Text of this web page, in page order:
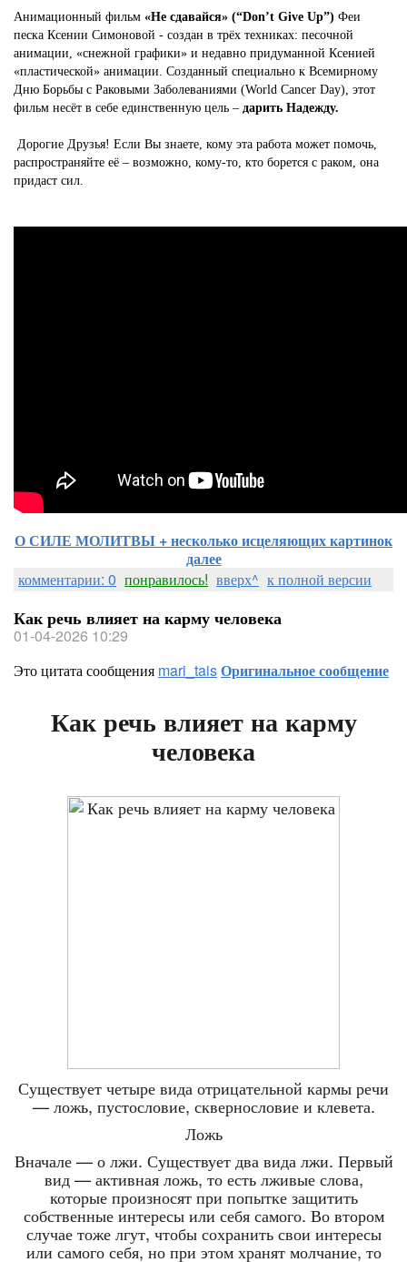
Анимационный фильм «Не сдавайся» (“Don’t Give Up”) Феи
песка Ксении Симоновой - создан в трёх техниках: песочной
анимации, «снежной графики» и недавно придуманной Ксенией
«пластической» анимации. Созданный специально к Всемирному
Дню Борьбы с Раковыми Заболеваниями (World Cancer Day), этот
фильм несёт в себе единственную цель – дарить Надежду.
Дорогие Друзья! Если Вы знаете, кому эта работа может помочь,
распространяйте её – возможно, кому-то, кто борется с раком, она
придаст сил.
О СИЛЕ МОЛИТВЫ + несколько исцеляющих картинок
далее
комментарии: 0 понравилось! вверх^ к полной версии
Как речь влияет на карму человека
01-04-2026 10:29
Это цитата сообщения mari_taisОригинальное сообщение
Как речь влияет на карму
человека
Существует четыре вида отрицательной кармы речи
— ложь, пустословие, сквернословие и клевета.
Ложь
Вначале — о лжи. Существует два вида лжи. Первый
вид — активная ложь, то есть лживые слова,
которые произносят при попытке защитить
собственные интересы или себя самого. Во втором
случае тоже лгут, чтобы сохранить свои интересы
или самого себя, но при этом хранят молчание, то